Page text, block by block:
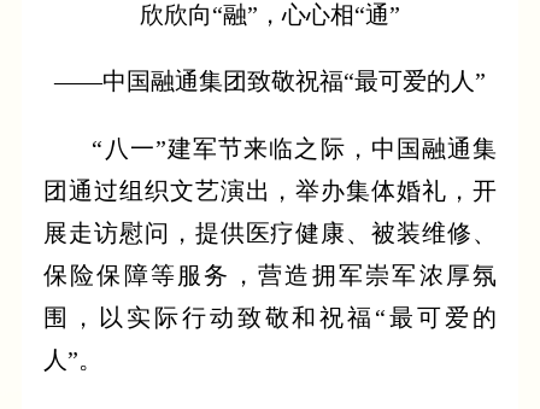
欣欣向“融”，心心相“通”
——中国融通集团致敬祝福“最可爱的人”
“八一”建军节来临之际，中国融通集
团通过组织文艺演出，举办集体婚礼，开
展走访慰问，提供医疗健康、被装维修、
保险保障等服务，营造拥军崇军浓厚氛
围，以实际行动致敬和祝福“最可爱的
人”。